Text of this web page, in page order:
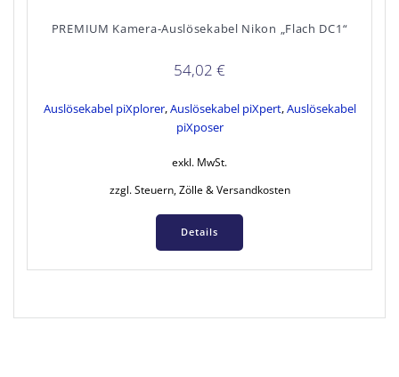
PREMIUM Kamera-Auslösekabel Nikon „Flach DC1“
54,02 €
Auslösekabel piXplorer,Auslösekabel piXpert,Auslösekabel
piXposer
exkl. MwSt.
zzgl. Steuern, Zölle & Versandkosten
Details